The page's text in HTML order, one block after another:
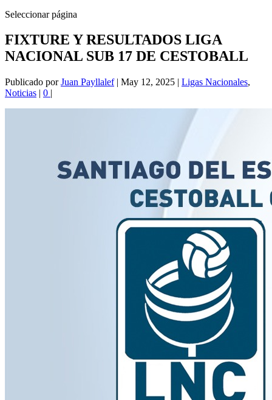
Seleccionar página
FIXTURE Y RESULTADOS LIGA
NACIONAL SUB 17 DE CESTOBALL
Publicado porJuan Payllalef| May 12, 2025 | Ligas Nacionales,
Noticias | 0 |